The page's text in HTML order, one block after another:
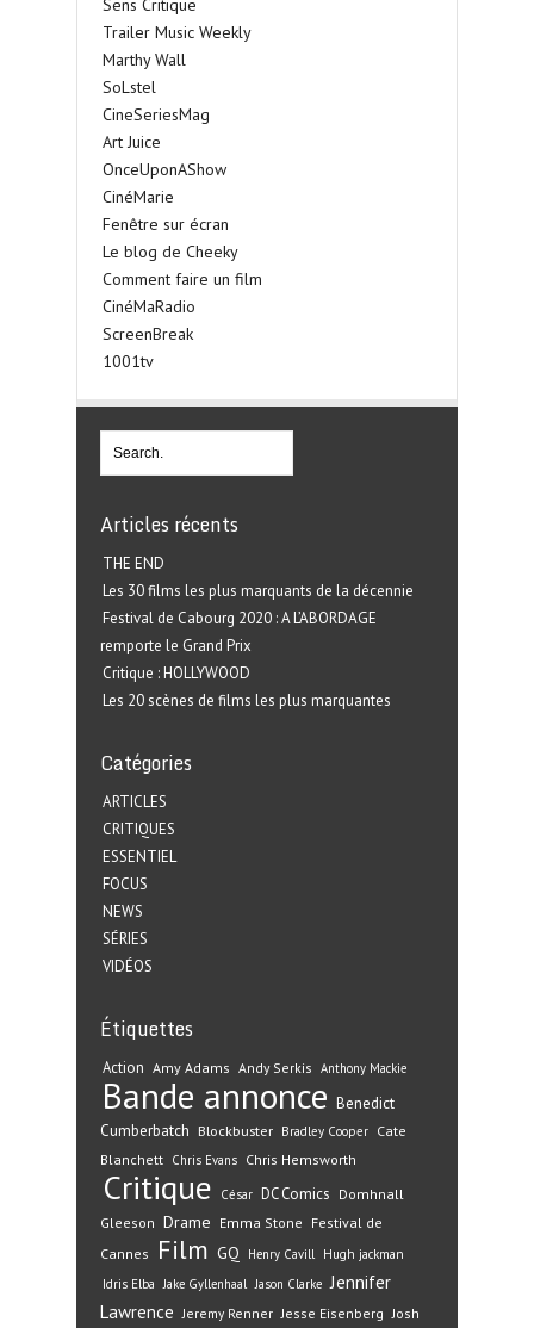
Sens Critique
Trailer Music Weekly
Marthy Wall
SoLstel
CineSeriesMag
Art Juice
OnceUponAShow
CinéMarie
Fenêtre sur écran
Le blog de Cheeky
Comment faire un film
CinéMaRadio
ScreenBreak
1001tv
Articles récents
THE END
Les 30 films les plus marquants de la décennie
Festival de Cabourg 2020 : A L’ABORDAGE
remporte le Grand Prix
Critique : HOLLYWOOD
Les 20 scènes de films les plus marquantes
Catégories
ARTICLES
CRITIQUES
ESSENTIEL
FOCUS
NEWS
SÉRIES
VIDÉOS
Étiquettes
Action Amy Adams Andy Serkis Anthony Mackie
Bande annonce Benedict
Cumberbatch Blockbuster Bradley Cooper Cate
Blanchett Chris Evans Chris Hemsworth
Critique César DC Comics Domhnall
Gleeson Drame Emma Stone Festival de
Cannes
Film GQ Henry Cavill
Hugh jackman
Idris Elba
Jake Gyllenhaal Jason Clarke Jennifer
Lawrence Jeremy Renner Jesse Eisenberg Josh